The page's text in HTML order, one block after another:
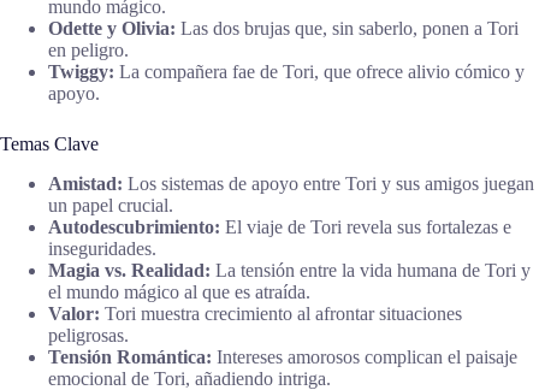
mundo mágico.
Odette y Olivia: Las dos brujas que, sin saberlo, ponen a Tori
en peligro.
Twiggy: La compañera fae de Tori, que ofrece alivio cómico y
apoyo.
Temas Clave
Amistad: Los sistemas de apoyo entre Tori y sus amigos juegan
un papel crucial.
Autodescubrimiento: El viaje de Tori revela sus fortalezas e
inseguridades.
Magia vs. Realidad: La tensión entre la vida humana de Tori y
el mundo mágico al que es atraída.
Valor: Tori muestra crecimiento al afrontar situaciones
peligrosas.
Tensión Romántica: Intereses amorosos complican el paisaje
emocional de Tori, añadiendo intriga.